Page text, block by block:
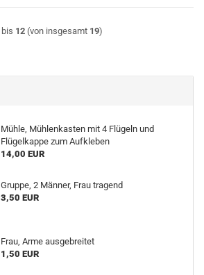
bis 12 (von insgesamt 19)
Mühle, Mühlenkasten mit 4 Flügeln und
Flügelkappe zum Aufkleben
14,00 EUR
Gruppe, 2 Männer, Frau tragend
3,50 EUR
Frau, Arme ausgebreitet
1,50 EUR